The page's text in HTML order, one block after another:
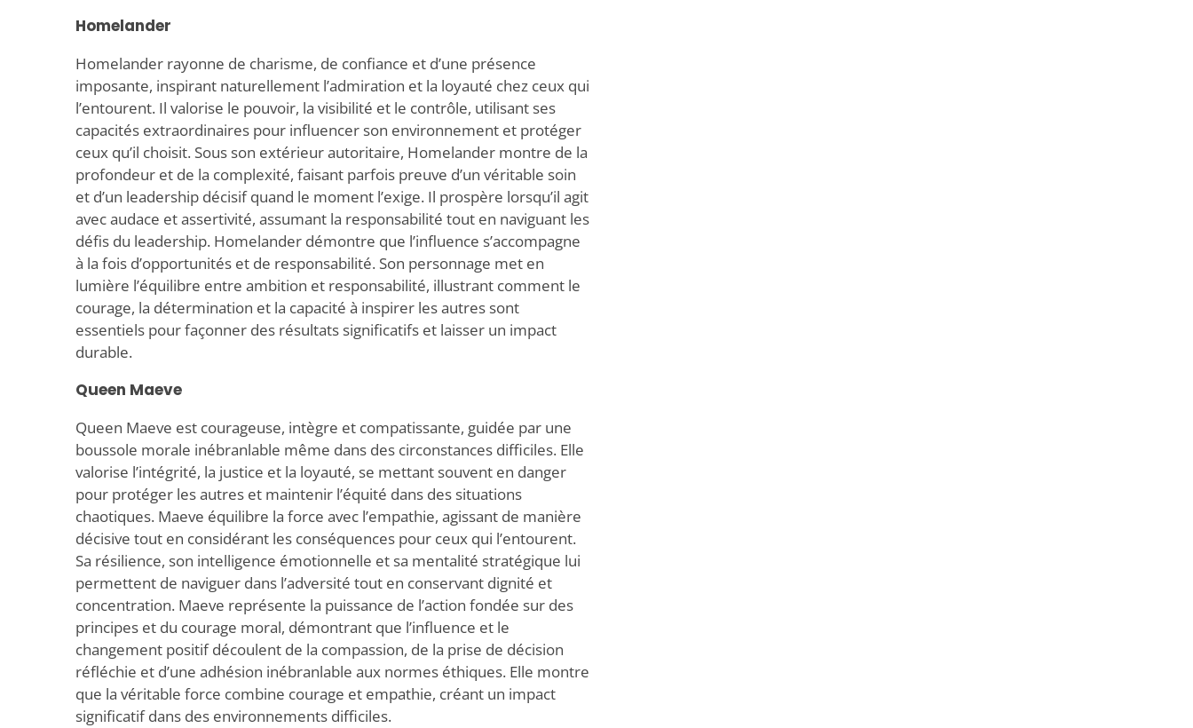
Homelander
Homelander rayonne de charisme, de confiance et d’une présence
imposante, inspirant naturellement l’admiration et la loyauté chez ceux qui
l’entourent. Il valorise le pouvoir, la visibilité et le contrôle, utilisant ses
capacités extraordinaires pour influencer son environnement et protéger
ceux qu’il choisit. Sous son extérieur autoritaire, Homelander montre de la
profondeur et de la complexité, faisant parfois preuve d’un véritable soin
et d’un leadership décisif quand le moment l’exige. Il prospère lorsqu’il agit
avec audace et assertivité, assumant la responsabilité tout en naviguant les
défis du leadership. Homelander démontre que l’influence s’accompagne
à la fois d’opportunités et de responsabilité. Son personnage met en
lumière l’équilibre entre ambition et responsabilité, illustrant comment le
courage, la détermination et la capacité à inspirer les autres sont
essentiels pour façonner des résultats significatifs et laisser un impact
durable.
Queen Maeve
Queen Maeve est courageuse, intègre et compatissante, guidée par une
boussole morale inébranlable même dans des circonstances difficiles. Elle
valorise l’intégrité, la justice et la loyauté, se mettant souvent en danger
pour protéger les autres et maintenir l’équité dans des situations
chaotiques. Maeve équilibre la force avec l’empathie, agissant de manière
décisive tout en considérant les conséquences pour ceux qui l’entourent.
Sa résilience, son intelligence émotionnelle et sa mentalité stratégique lui
permettent de naviguer dans l’adversité tout en conservant dignité et
concentration. Maeve représente la puissance de l’action fondée sur des
principes et du courage moral, démontrant que l’influence et le
changement positif découlent de la compassion, de la prise de décision
réfléchie et d’une adhésion inébranlable aux normes éthiques. Elle montre
que la véritable force combine courage et empathie, créant un impact
significatif dans des environnements difficiles.